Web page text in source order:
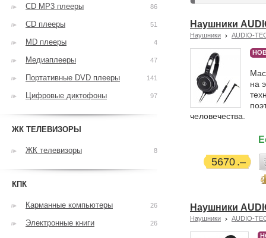
Наушники
Наушники AUDIO-
на
человечества.
5670
Наушники
Наушники AUDIO-
CD MP3 плееры 86
CD плееры 51
MD плееры 4
Медиаплееры 47
Портативные DVD плееры 141
Цифровые диктофоны 97
ЖК ТЕЛЕВИЗОРЫ
ЖК телевизоры 8
КПК
Карманные компьютеры 26
Электронные книги 26